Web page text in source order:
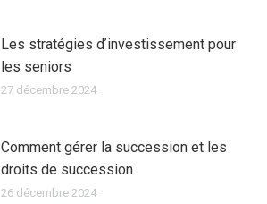
Les stratégies dʼinvestissement pour
les seniors
27 décembre 2024
Comment gérer la succession et les
droits de succession
26 décembre 2024